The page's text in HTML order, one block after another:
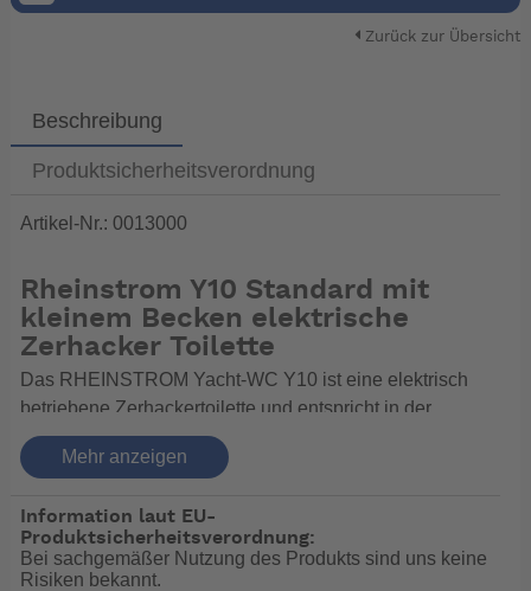
Zurück zur Übersicht
Beschreibung
Produktsicherheitsverordnung
Artikel-Nr.: 0013000
Rheinstrom Y10 Standard mit
kleinem Becken elektrische
Zerhacker Toilette
Das RHEINSTROM Yacht-WC Y10 ist eine elektrisch
betriebene Zerhackertoilette und entspricht in der
technischen Beschreibung der Y8. Das Yacht-WC
besitzt jedoch eine eigene Spülwasserpumpe. Als
Betätigung des Pedals wird Spülwasser angesaugt.
Gleichzeitig werden die Fäkalien abgepumpt. Da
dieses WC das Spülwasser bis zu 1 m über die
Mehr anzeigen
Information laut EU-
Produktsicherheitsverordnung:
Bei sachgemäßer Nutzung des Produkts sind uns keine
Risiken bekannt.